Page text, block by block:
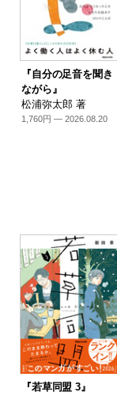
『自分の足音を聞き
ながら』
松浦弥太郎 著
1,760円 — 2026.08.20
『若草同盟 3』